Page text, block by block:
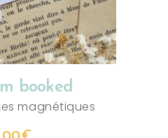
booked
magnétiques